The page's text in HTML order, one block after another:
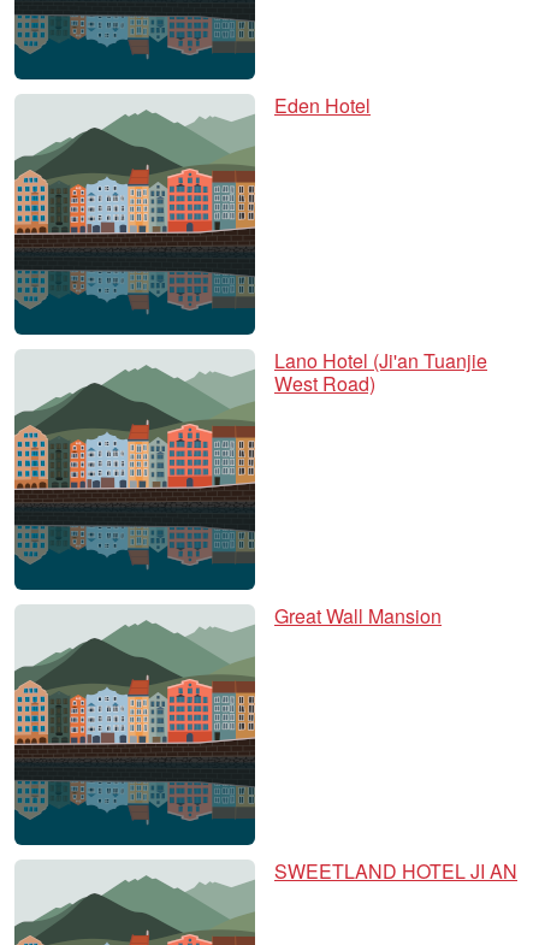
Eden Hotel
Lano Hotel (Ji'an Tuanjie
West Road)
Great Wall Mansion
SWEETLAND HOTEL JI AN